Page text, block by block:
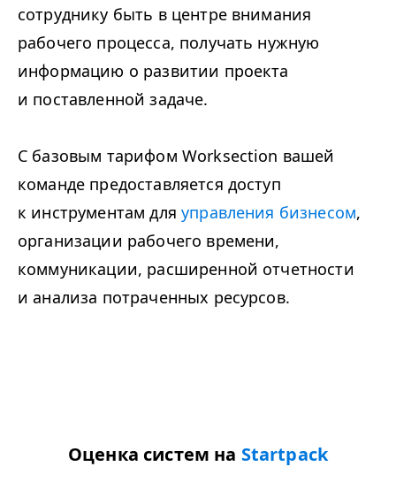
сотруднику быть в центре внимания
рабочего процесса, получать нужную
информацию о развитии проекта
и поставленной задаче.
С базовым тарифом Worksection вашей
команде предоставляется доступ
к инструментам дляуправления бизнесом,
организации рабочего времени,
коммуникации, расширенной отчетности
и анализа потраченных ресурсов.
Оценка систем на Startpack